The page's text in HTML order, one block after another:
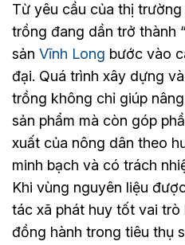
Từ yêu cầu của thị
trồng đang dần trở thành
sản Vĩnh Long bước vào
đại. Quá trình xây dựng
trồng không chỉ giúp
sản phẩm mà còn góp
xuất của nông dân theo
minh bạch và có trách
Khi vùng nguyên liệu
tác xã phát huy tốt vai
đồng hành trong tiêu thụ